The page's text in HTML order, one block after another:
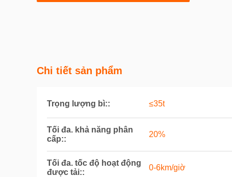
Chi tiết sản phẩm
Trọng lượng bì:: ≤35t
Tối đa. khả năng phân
cấp::
20%
Tối đa. tốc độ hoạt động
được tải::
0-6km/giờ